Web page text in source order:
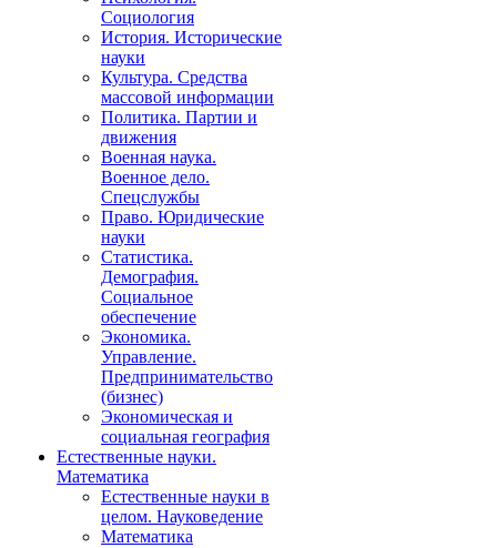
Социология
История. Исторические
науки
Культура. Средства
массовой информации
Политика. Партии и
движения
Военная наука.
Военное дело.
Спецслужбы
Право. Юридические
науки
Статистика.
Демография.
Социальное
обеспечение
Экономика.
Управление.
Предпринимательство
(бизнес)
Экономическая и
социальная география
Естественные науки.
Математика
Естественные науки в
целом. Науковедение
Математика